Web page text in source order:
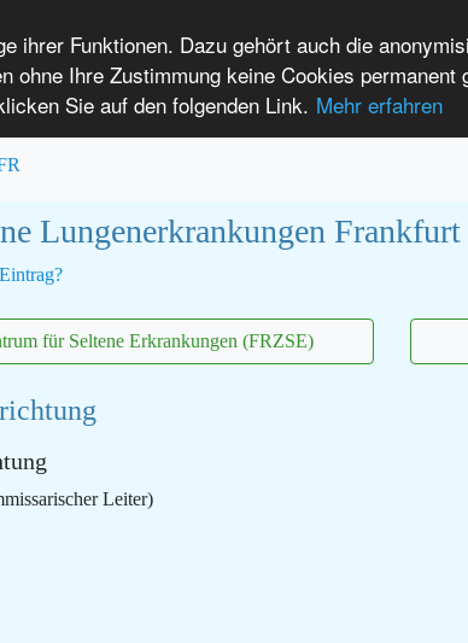
ihrer Funktionen. Dazu gehört auch die
ohne Ihre Zustimmung keine Cookies
Sie auf den folgenden Link. Mehr erfahren
mit seltenen
Über uns Anmelden Leichte Sprache
Lungenerkrankungen
für Seltene Erkrankungen (FRZSE)
Leiter)